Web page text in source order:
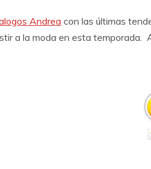
Andrea con las últimas
a la moda en esta temporada.